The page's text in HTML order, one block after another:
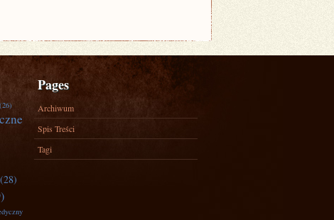
(26)
(28)
Pages
Archiwum
Spis Treści
Tagi